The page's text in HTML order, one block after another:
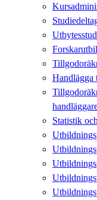
Handlägga
Statistik